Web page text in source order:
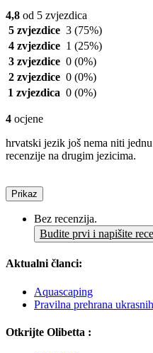
4,8 od 5 zvjezdica
5 zvjezdice 3 (75%)
4 zvjezdice 1 (25%)
3 zvjezdice 0 (0%)
2 zvjezdice 0 (0%)
1 zvjezdica 0 (0%)
4 ocjene
hrvatski jezik još nema niti
recenzije na drugim jezicima.
Prikaz
Bez recenzija.
Budite prvi i napišite
Aktualni članci:
Aquascaping
Pravilna prehrana
Otkrijte Olibetta :